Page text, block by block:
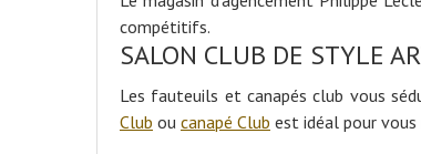
compétitifs.
SALON CLUB DE STYLE
Les fauteuils et canapés club vous
Club ou canapé Club est idéal pour